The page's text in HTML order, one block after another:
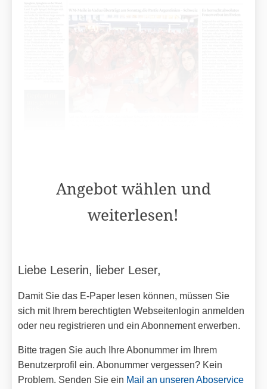
Angebot wählen und
weiterlesen!
Liebe Leserin, lieber Leser,
Damit Sie das E-Paper lesen können, müssen Sie
sich mit Ihrem berechtigten Webseitenlogin anmelden
oder neu registrieren und ein Abonnement erwerben.
Bitte tragen Sie auch Ihre Abonummer im Ihrem
Benutzerprofil ein. Abonummer vergessen? Kein
Problem. Senden Sie ein Mail an unseren Aboservice